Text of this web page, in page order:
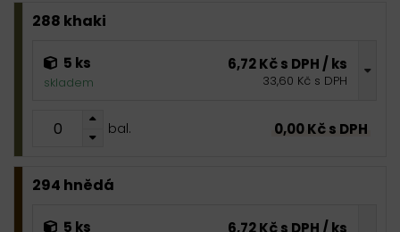
288 khaki
5 ks
skladem
6,72 Kč s DPH / ks
33,60 Kč s DPH
bal. 0,00 Kč s DPH
294 hnědá
5 ks 6,72 Kč s DPH / ks